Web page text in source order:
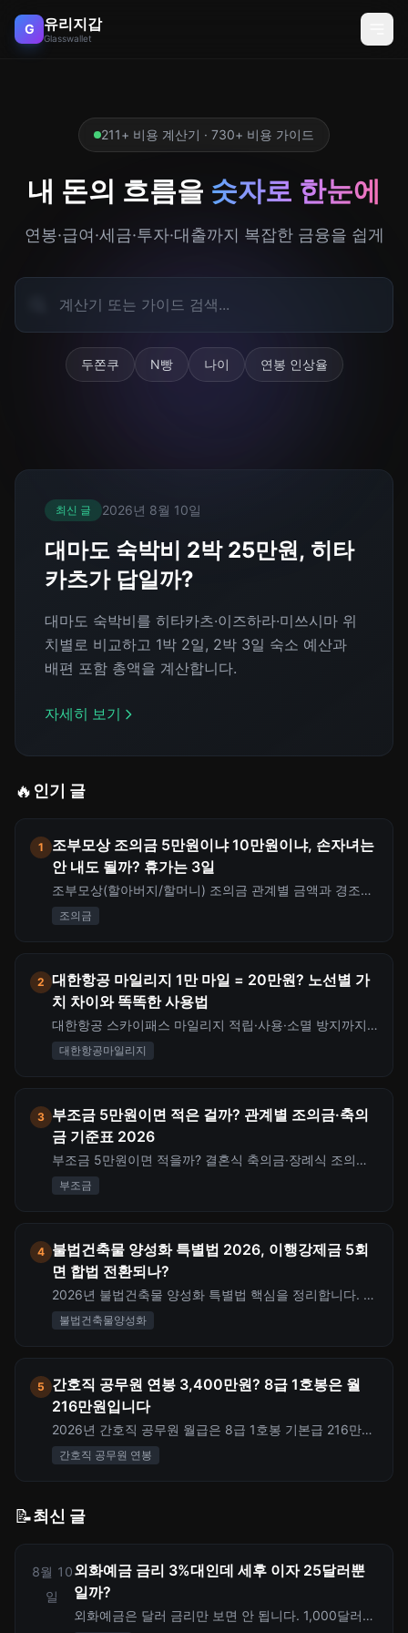
G 유리지갑
Glasswallet
211+ 비용 계산기 · 730+ 비용 가이드
내 돈의 흐름을 숫자로 한눈에
연봉·급여·세금·투자·대출까지 복잡한 금융을 쉽게
두쫀쿠 N빵 나이 연봉 인상율
최신 글 2026년 8월 10일
대마도 숙박비 2박 25만원, 히타
카츠가 답일까?
대마도 숙박비를 히타카츠·이즈하라·미쓰시마 위
치별로 비교하고 1박 2일, 2박 3일 숙소 예산과
배편 포함 총액을 계산합니다.
자세히 보기
🔥 인기 글
1
조부모상 조의금 5만원이냐 10만원이냐, 손자녀는
안 내도 될까? 휴가는 3일
조부모상(할아버지/할머니) 조의금 관계별 금액과 경조사
휴가 3일 규정을 정리합니다. 동료·친구·친척·본인 손자녀
까지 상황별 부조 기준과 봉투 쓰는 법, 세대생략 증여세
절세 포인트까지 한 번에 확인하세요.
조의금
2 대한항공 마일리지 1만 마일 = 20만원? 노선별 가
치 차이와 똑똑한 사용법
대한항공 스카이패스 마일리지 적립·사용·소멸 방지까지
핵심 분석. 노선별 1마일 가치(20원~191원), 공제표, 카드
적립 전략, 아시아나 통합 전환까지 한 번에 정리합니다.
대한항공마일리지
3 부조금 5만원이면 적은 걸까? 관계별 조의금·축의
금 기준표 2026
부조금 5만원이면 적을까? 결혼식 축의금·장례식 조의금·
돌잔치까지 관계별 적정 금액(3만~30만원) 기준표. 경조
사비 세무처리 한도 20만원 규정과 연간 지출 관리법까지
정리합니다.
부조금
4 불법건축물 양성화 특별법 2026, 이행강제금 5회
면 합법 전환되나?
2026년 불법건축물 양성화 특별법 핵심을 정리합니다. 이
행강제금 5회 납부 시 위반건축물 해제 조건, 165㎡ 미만
단독주택 일괄 양성화, 양성화 절차 5단계와 비용까지 한
번에 확인하세요.
불법건축물양성화
5
간호직 공무원 연봉 3,400만원? 8급 1호봉은 월
216만원입니다
2026년 간호직 공무원 월급은 8급 1호봉 기본급 216만
2,100원부터 봐야 합니다. 의료업무수당, 직급보조비, 정
액급식비, 실수령액 계산 포인트를 정리했습니다.
간호직 공무원 연봉
📝최신 글
8월 10
일
외화예금 금리 3%대인데 세후 이자 25달러뿐
일까?
외화예금은 달러 금리만 보면 안 됩니다. 1,000달러를